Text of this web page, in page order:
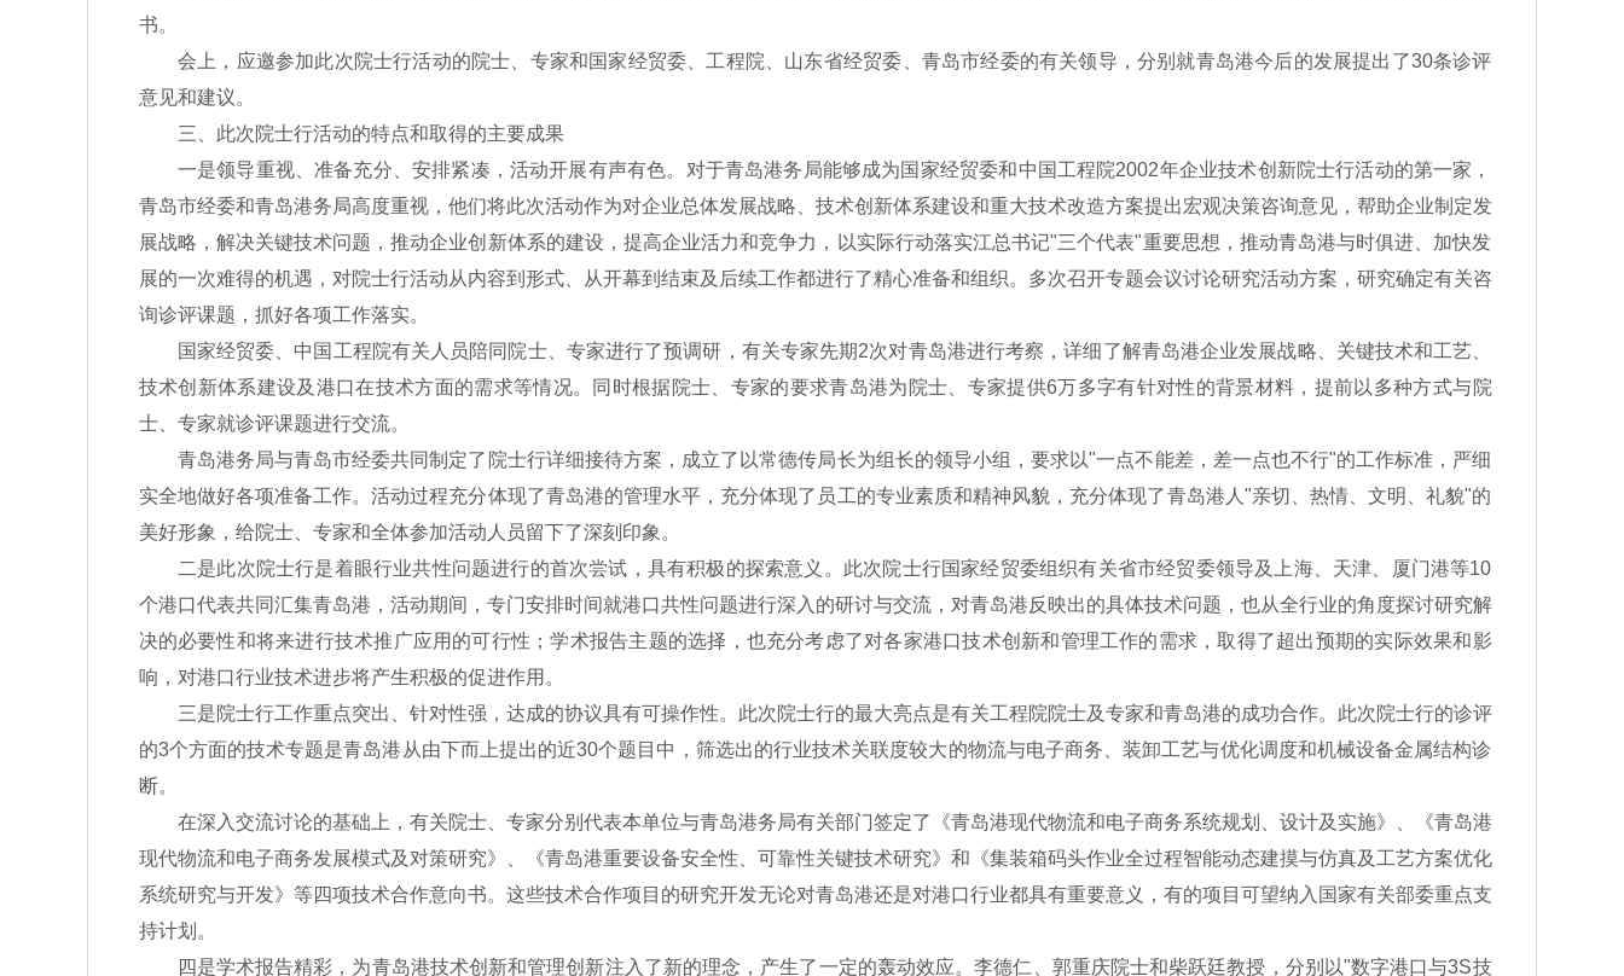
书。
会上，应邀参加此次院士行活动的院士、专家和国家经贸委、工程院、山东省经贸委、青岛市经委的有关领导，分别就青岛港今后的发展提出了30条诊评
意见和建议。
三、此次院士行活动的特点和取得的主要成果
一是领导重视、准备充分、安排紧凑，活动开展有声有色。对于青岛港务局能够成为国家经贸委和中国工程院2002年企业技术创新院士行活动的第一家，
青岛市经委和青岛港务局高度重视，他们将此次活动作为对企业总体发展战略、技术创新体系建设和重大技术改造方案提出宏观决策咨询意见，帮助企业制定发
展战略，解决关键技术问题，推动企业创新体系的建设，提高企业活力和竞争力，以实际行动落实江总书记"三个代表"重要思想，推动青岛港与时俱进、加快发
展的一次难得的机遇，对院士行活动从内容到形式、从开幕到结束及后续工作都进行了精心准备和组织。多次召开专题会议讨论研究活动方案，研究确定有关咨
询诊评课题，抓好各项工作落实。
国家经贸委、中国工程院有关人员陪同院士、专家进行了预调研，有关专家先期2次对青岛港进行考察，详细了解青岛港企业发展战略、关键技术和工艺、
技术创新体系建设及港口在技术方面的需求等情况。同时根据院士、专家的要求青岛港为院士、专家提供6万多字有针对性的背景材料，提前以多种方式与院
士、专家就诊评课题进行交流。
青岛港务局与青岛市经委共同制定了院士行详细接待方案，成立了以常德传局长为组长的领导小组，要求以"一点不能差，差一点也不行"的工作标准，严细
实全地做好各项准备工作。活动过程充分体现了青岛港的管理水平，充分体现了员工的专业素质和精神风貌，充分体现了青岛港人"亲切、热情、文明、礼貌"的
美好形象，给院士、专家和全体参加活动人员留下了深刻印象。
二是此次院士行是着眼行业共性问题进行的首次尝试，具有积极的探索意义。此次院士行国家经贸委组织有关省市经贸委领导及上海、天津、厦门港等10
个港口代表共同汇集青岛港，活动期间，专门安排时间就港口共性问题进行深入的研讨与交流，对青岛港反映出的具体技术问题，也从全行业的角度探讨研究解
决的必要性和将来进行技术推广应用的可行性；学术报告主题的选择，也充分考虑了对各家港口技术创新和管理工作的需求，取得了超出预期的实际效果和影
响，对港口行业技术进步将产生积极的促进作用。
三是院士行工作重点突出、针对性强，达成的协议具有可操作性。此次院士行的最大亮点是有关工程院院士及专家和青岛港的成功合作。此次院士行的诊评
的3个方面的技术专题是青岛港从由下而上提出的近30个题目中，筛选出的行业技术关联度较大的物流与电子商务、装卸工艺与优化调度和机械设备金属结构诊
断。
在深入交流讨论的基础上，有关院士、专家分别代表本单位与青岛港务局有关部门签定了《青岛港现代物流和电子商务系统规划、设计及实施》、《青岛港
现代物流和电子商务发展模式及对策研究》、《青岛港重要设备安全性、可靠性关键技术研究》和《集装箱码头作业全过程智能动态建摸与仿真及工艺方案优化
系统研究与开发》等四项技术合作意向书。这些技术合作项目的研究开发无论对青岛港还是对港口行业都具有重要意义，有的项目可望纳入国家有关部委重点支
持计划。
四是学术报告精彩，为青岛港技术创新和管理创新注入了新的理念，产生了一定的轰动效应。李德仁、郭重庆院士和柴跃廷教授，分别以"数字港口与3S技